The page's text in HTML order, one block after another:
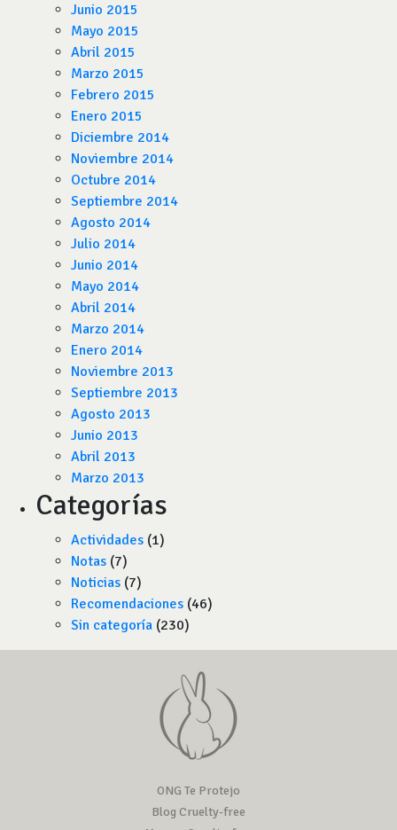
Junio 2015
Mayo 2015
Abril 2015
Marzo 2015
Febrero 2015
Enero 2015
Diciembre 2014
Noviembre 2014
Octubre 2014
Septiembre 2014
Agosto 2014
Julio 2014
Junio 2014
Mayo 2014
Abril 2014
Marzo 2014
Enero 2014
Noviembre 2013
Septiembre 2013
Agosto 2013
Junio 2013
Abril 2013
Marzo 2013
Categorías
Actividades (1)
Notas (7)
Noticias (7)
Recomendaciones (46)
Sin categoría (230)
ONG Te Protejo
Blog Cruelty-free